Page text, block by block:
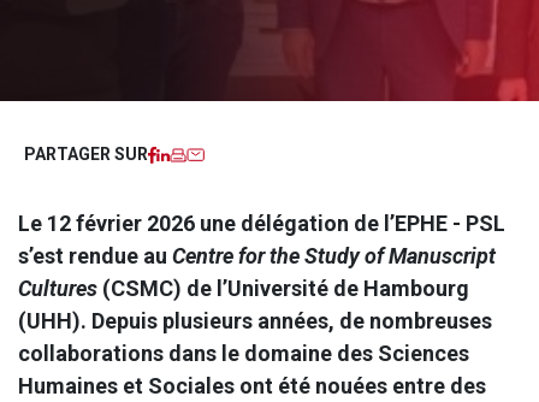
PARTAGER SUR Facebook
LinkedIn
Imprimer
Le 12 février 2026 une délégation de l’EPHE - PSL
s’est rendue au Centre for the Study of Manuscript
Cultures (CSMC) de l’Université de Hambourg
(UHH). Depuis plusieurs années, de nombreuses
collaborations dans le domaine des Sciences
Humaines et Sociales ont été nouées entre des